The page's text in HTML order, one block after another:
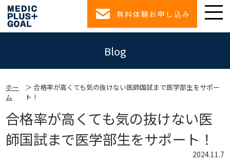
無料体験お申し込み
Blog
ホー
ム
合格率が高くても気の抜けない医師国試まで医学部生をサポー
ト！
合格率が高くても気の抜けない医
師国試まで医学部生をサポート！
2024.11.7